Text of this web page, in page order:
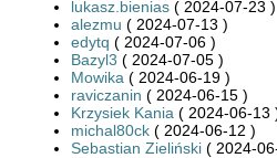
lukasz.bienias ( 2024-07-23 )
alezmu ( 2024-07-13 )
edytq ( 2024-07-06 )
Bazyl3 ( 2024-07-05 )
Mowika ( 2024-06-19 )
raviczanin ( 2024-06-15 )
Krzysiek Kania ( 2024-06-13
michal80ck ( 2024-06-12 )
Sebastian Zieliński ( 2024-